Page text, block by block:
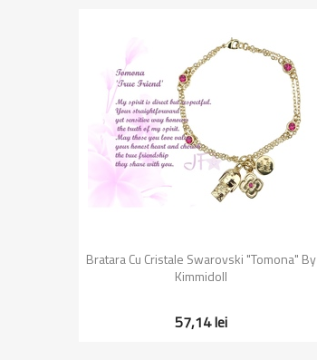
Vizualizare rapida
Bratara Cu Cristale Swarovski "Tomona" By
Kimmidoll
57,14 lei